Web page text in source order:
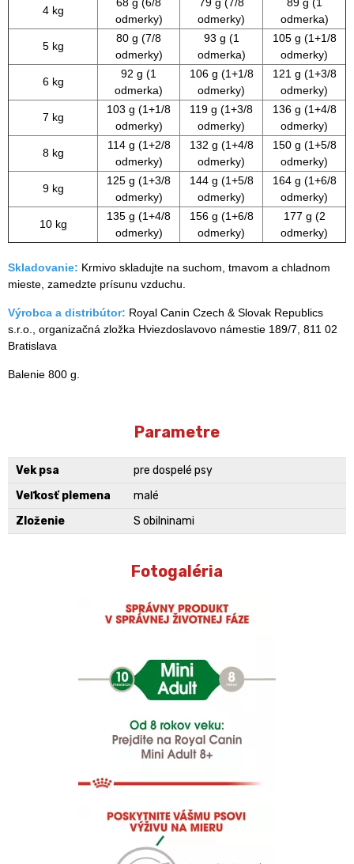
4 kg
odmerky)
odmerky)
odmerka)
5 kg
80 g (7/8
odmerky)
93 g (1
odmerka)
105 g (1+1/8
odmerky)
6 kg
92 g (1
odmerka)
106 g (1+1/8
odmerky)
121 g (1+3/8
odmerky)
7 kg
103 g (1+1/8
odmerky)
119 g (1+3/8
odmerky)
136 g (1+4/8
odmerky)
8 kg
114 g (1+2/8
odmerky)
132 g (1+4/8
odmerky)
150 g (1+5/8
odmerky)
9 kg
125 g (1+3/8
odmerky)
144 g (1+5/8
odmerky)
164 g (1+6/8
odmerky)
10 kg
135 g (1+4/8
odmerky)
156 g (1+6/8
odmerky)
177 g (2
odmerky)
Skladovanie: Krmivo skladujte na suchom, tmavom a chladnom
mieste, zamedzte prísunu vzduchu.
Výrobca a distribútor: Royal Canin Czech & Slovak Republics
s.r.o., organizačná zložka Hviezdoslavovo námestie 189/7, 811 02
Bratislava
Balenie 800 g.
Parametre
Vek psa
pre dospelé psy
Veľkosť plemena
malé
Zloženie
S obilninami
Fotogaléria